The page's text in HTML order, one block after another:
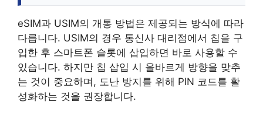
eSIM과 USIM의 개통 방법은 제공되는 방식에 따라
다릅니다. USIM의 경우 통신사 대리점에서 칩을 구
입한 후 스마트폰 슬롯에 삽입하면 바로 사용할 수
있습니다. 하지만 칩 삽입 시 올바르게 방향을 맞추
는 것이 중요하며, 도난 방지를 위해 PIN 코드를 활
성화하는 것을 권장합니다.